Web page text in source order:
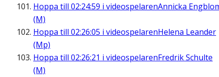
Hoppa till 02:24:59 i videospelarenAnnicka
(M)
Hoppa till 02:26:05 i videospelarenHelena Leander
(Mp)
Hoppa till 02:26:21 i videospelarenFredrik Schulte
(M)